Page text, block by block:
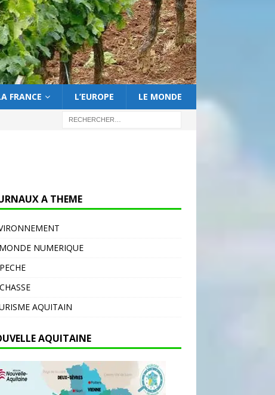
FRANCE L’EUROPE LE MONDE
A THEME
NUMERIQUE
AQUITAIN
AQUITAINE